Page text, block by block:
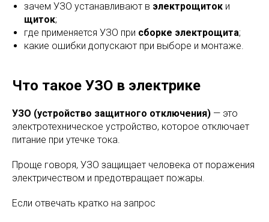
зачем УЗО устанавливают в электрощиток и
щиток;
где применяется УЗО при сборке электрощита;
какие ошибки допускают при выборе и монтаже.
Что такое УЗО в электрике
УЗО (устройство защитного отключения) — это
электротехническое устройство, которое отключает
питание при утечке тока.
Проще говоря, УЗО защищает человека от поражения
электричеством и предотвращает пожары.
Если отвечать кратко на запрос